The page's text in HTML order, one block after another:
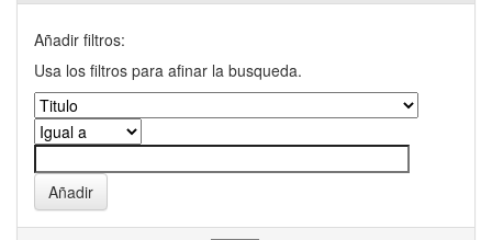
Añadir filtros:
Usa los filtros para afinar la busqueda.